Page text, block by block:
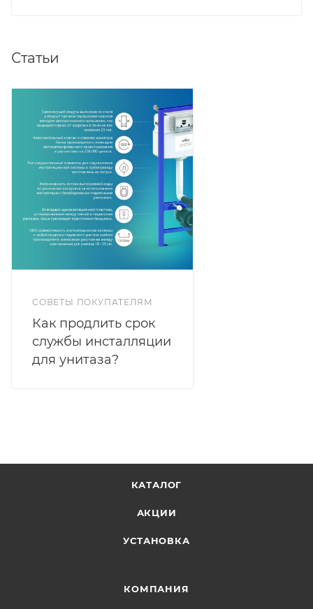
Статьи
СОВЕТЫ ПОКУПАТЕЛЯМ
Как продлить срок
службы инсталляции
для унитаза?
КАТАЛОГ
АКЦИИ
УСТАНОВКА
КОМПАНИЯ